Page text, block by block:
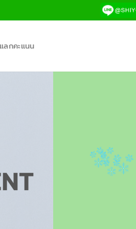
ลกคะแนน